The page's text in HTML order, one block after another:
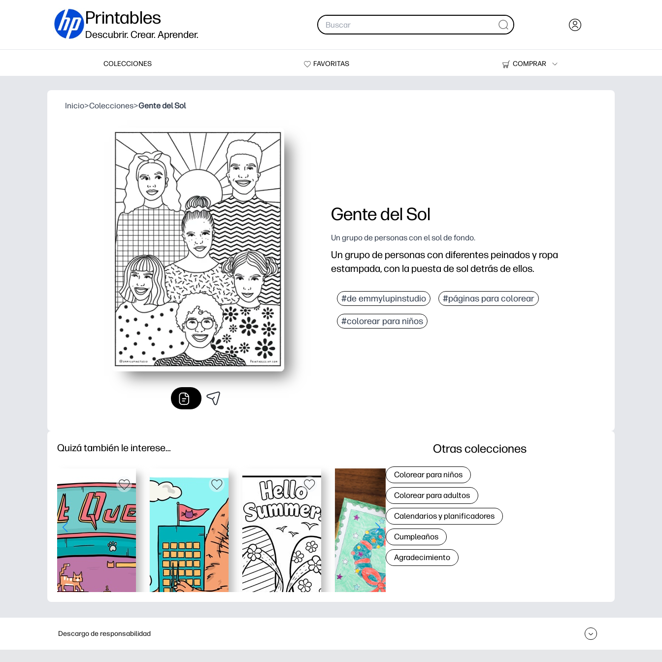
Printables
Descubrir. Crear. Aprender.
COLECCIONES FAVORITAS
COMPRAR
Impresoras
Inicio>Colecciones>Gente del Sol
Gente del Sol
Un grupo de personas con el sol de fondo.
Un grupo de personas con diferentes peinados y ropa
estampada, con la puesta de sol detrás de ellos.
#de emmylupinstudio #páginas para colorear
#colorear para niños
Quizá también le interese… Otras colecciones
Colorear para niños
Colorear para adultos
Calendarios y planificadores
Cumpleaños
Agradecimiento
Descargo de responsabilidad